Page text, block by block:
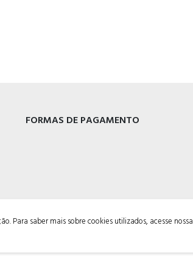
FORMAS DE PAGAMENTO
Para saber mais sobre cookies utilizados, acesse nossa